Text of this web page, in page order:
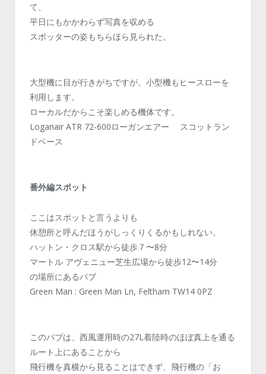
て、
平日にもかかわらず写真を収める
スポッターの姿もちらほら見られた。
大型機に目が行きがちですが、小型機もヒースローを
利用します。
ローカルだからこそ楽しめる機体です。
Loganair ATR 72-600ローガンエアー スコットラン
ドベース
番外編スポット
ここはスポットと言うよりも
休憩所と呼んだほうがしっくりくるかもしれない。
ハットン・クロス駅から徒歩７〜8分
マートル アヴェニュー芝生広場から徒歩12〜14分
の場所にあるパブ
Green Man : Green Man Ln, Feltham TW14 0PZ
このパブは、西風運用時の27L着陸時のほぼ真上を通る
ルート上にあることから
飛行機を真横から見ることはできず、飛行機の「お